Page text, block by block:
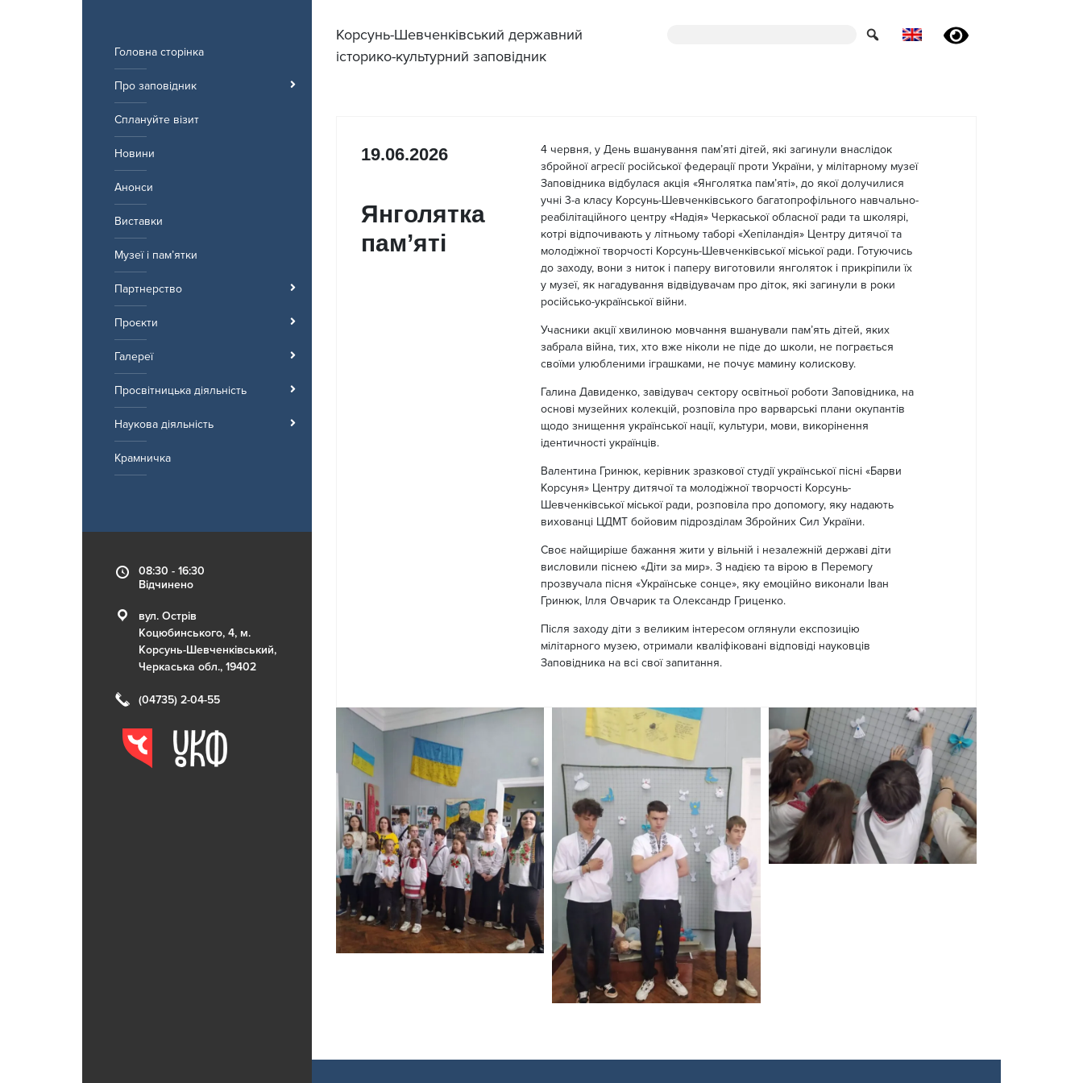
Головна сторінка
Про заповідник
Сплануйте візит
Новини
Анонси
Виставки
Музеї і пам’ятки
Партнерство
Проєкти
Галереї
Просвітницька діяльність
Наукова діяльність
Крамничка
08:30 - 16:30
Відчинено
вул. Острів
Коцюбинського, 4, м.
Корсунь-Шевченківський,
Черкаська обл., 19402
(04735) 2-04-55
Корсунь-Шевченківський державний
історико-культурний заповідник
19.06.2026
Янголятка
пам’яті
4 червня, у День вшанування пам’яті дітей, які загинули внаслідок
збройної агресії російської федерації проти України, у мілітарному музеї
Заповідника відбулася акція «Янголятка пам’яті», до якої долучилися
учні 3-а класу Корсунь-Шевченківського багатопрофільного навчально-
реабілітаційного центру «Надія» Черкаської обласної ради та школярі,
котрі відпочивають у літньому таборі «Хепіландія» Центру дитячої та
молодіжної творчості Корсунь-Шевченківської міської ради. Готуючись
до заходу, вони з ниток і паперу виготовили янголяток і прикріпили їх
у музеї, як нагадування відвідувачам про діток, які загинули в роки
російсько-української війни.
Учасники акції хвилиною мовчання вшанували пам’ять дітей, яких
забрала війна, тих, хто вже ніколи не піде до школи, не пограється
своїми улюбленими іграшками, не почує мамину колискову.
Галина Давиденко, завідувач сектору освітньої роботи Заповідника, на
основі музейних колекцій, розповіла про варварські плани окупантів
щодо знищення української нації, культури, мови, викорінення
ідентичності українців.
Валентина Гринюк, керівник зразкової студії української пісні «Барви
Корсуня» Центру дитячої та молодіжної творчості Корсунь-
Шевченківської міської ради, розповіла про допомогу, яку надають
вихованці ЦДМТ бойовим підрозділам Збройних Сил України.
Своє найщиріше бажання жити у вільній і незалежній державі діти
висловили піснею «Діти за мир». З надією та вірою в Перемогу
прозвучала пісня «Українське сонце», яку емоційно виконали Іван
Гринюк, Ілля Овчарик та Олександр Гриценко.
Після заходу діти з великим інтересом оглянули експозицію
мілітарного музею, отримали кваліфіковані відповіді науковців
Заповідника на всі свої запитання.